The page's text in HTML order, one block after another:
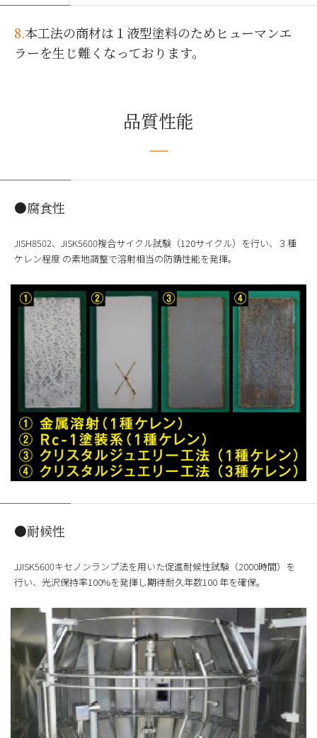
8.本工法の商材は１液型塗料のためヒューマンエ
ラーを生じ難くなっております。
品質性能
●腐食性
JISH8502、JISK5600複合サイクル試験（120サイクル）を行い、３種
ケレン程度 の素地調整で溶射相当の防錆性能を発揮。
●耐候性
JJISK5600キセノンランプ法を用いた促進耐候性試験（2000時間）を
行い、光沢保持率100%を発揮し期待耐久年数100 年を確保。